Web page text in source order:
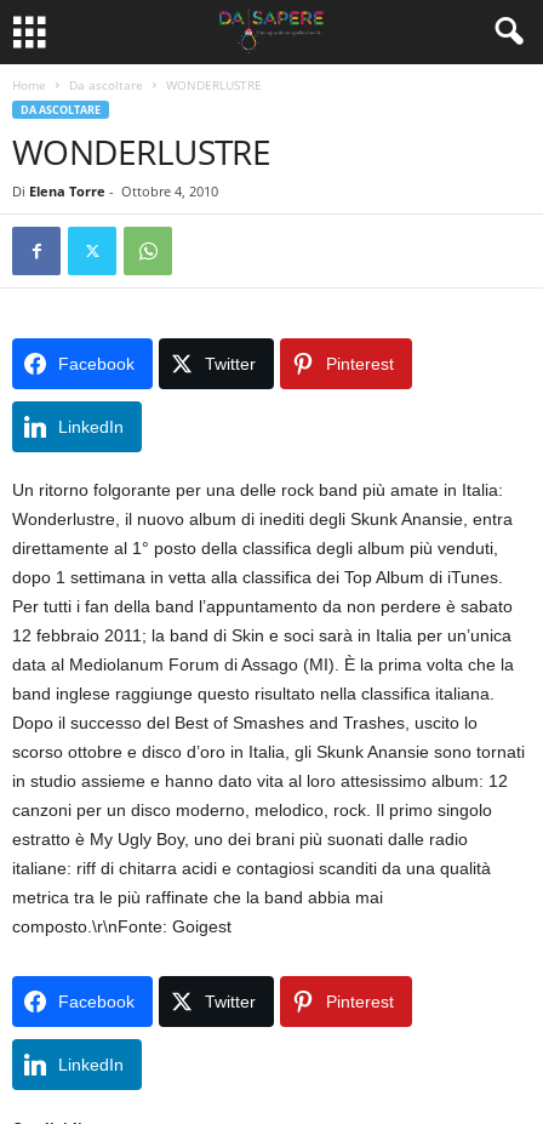
Home Da ascoltare WONDERLUSTRE
DA ASCOLTARE
WONDERLUSTRE
Di Elena Torre - Ottobre 4, 2010
Facebook Twitter Pinterest
LinkedIn
Un ritorno folgorante per una delle rock band più amate in Italia:
Wonderlustre, il nuovo album di inediti degli Skunk Anansie, entra
direttamente al 1° posto della classifica degli album più venduti,
dopo 1 settimana in vetta alla classifica dei Top Album di iTunes.
Per tutti i fan della band l’appuntamento da non perdere è sabato
12 febbraio 2011; la band di Skin e soci sarà in Italia per un’unica
data al Mediolanum Forum di Assago (MI). È la prima volta che la
band inglese raggiunge questo risultato nella classifica italiana.
Dopo il successo del Best of Smashes and Trashes, uscito lo
scorso ottobre e disco d’oro in Italia, gli Skunk Anansie sono tornati
in studio assieme e hanno dato vita al loro attesissimo album: 12
canzoni per un disco moderno, melodico, rock. Il primo singolo
estratto è My Ugly Boy, uno dei brani più suonati dalle radio
italiane: riff di chitarra acidi e contagiosi scanditi da una qualità
metrica tra le più raffinate che la band abbia mai
composto.\r\nFonte: Goigest
Facebook Twitter Pinterest
LinkedIn